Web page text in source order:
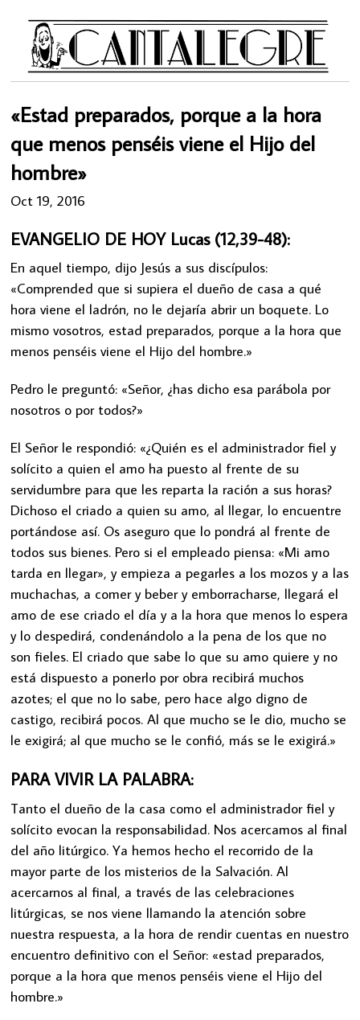
«Estad preparados, porque a la hora
que menos penséis viene el Hijo del
hombre»
Oct 19, 2016
EVANGELIO DE HOY Lucas (12,39-48):
En aquel tiempo, dijo Jesús a sus discípulos:
«Comprended que si supiera el dueño de casa a qué
hora viene el ladrón, no le dejaría abrir un boquete. Lo
mismo vosotros, estad preparados, porque a la hora que
menos penséis viene el Hijo del hombre.»
Pedro le preguntó: «Señor, ¿has dicho esa parábola por
nosotros o por todos?»
El Señor le respondió: «¿Quién es el administrador fiel y
solícito a quien el amo ha puesto al frente de su
servidumbre para que les reparta la ración a sus horas?
Dichoso el criado a quien su amo, al llegar, lo encuentre
portándose así. Os aseguro que lo pondrá al frente de
todos sus bienes. Pero si el empleado piensa: «Mi amo
tarda en llegar», y empieza a pegarles a los mozos y a las
muchachas, a comer y beber y emborracharse, llegará el
amo de ese criado el día y a la hora que menos lo espera
y lo despedirá, condenándolo a la pena de los que no
son fieles. El criado que sabe lo que su amo quiere y no
está dispuesto a ponerlo por obra recibirá muchos
azotes; el que no lo sabe, pero hace algo digno de
castigo, recibirá pocos. Al que mucho se le dio, mucho se
le exigirá; al que mucho se le confió, más se le exigirá.»
PARA VIVIR LA PALABRA:
Tanto el dueño de la casa como el administrador fiel y
solícito evocan la responsabilidad. Nos acercamos al final
del año litúrgico. Ya hemos hecho el recorrido de la
mayor parte de los misterios de la Salvación. Al
acercarnos al final, a través de las celebraciones
litúrgicas, se nos viene llamando la atención sobre
nuestra respuesta, a la hora de rendir cuentas en nuestro
encuentro definitivo con el Señor: «estad preparados,
porque a la hora que menos penséis viene el Hijo del
hombre.»